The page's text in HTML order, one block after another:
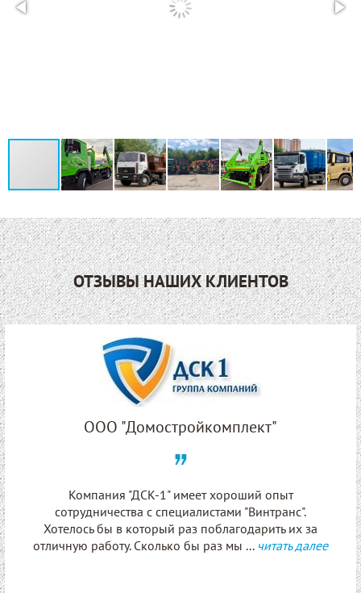
ОТЗЫВЫ НАШИХ КЛИЕНТОВ
ООО "Домостройкомплект"
Компания "ДСК-1" имеет хороший опыт
сотрудничества с специалистами "Винтранс".
Хотелось бы в который раз поблагодарить их за
отличную работу. Сколько бы раз мы ... читать далее